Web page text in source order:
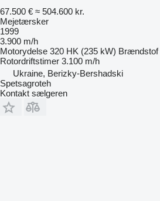
67.500 € ≈ 504.600 kr.
Mejetærsker
1999
3.900 m/h
Motorydelse 320 HK (235 kW) Brændstof
Rotordriftstimer 3.100 m/h
Ukraine, Berizky-Bershadski
Spetsagroteh
Kontakt sælgeren